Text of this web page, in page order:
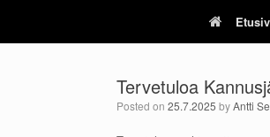
content
Tervetuloa
Posted on 25.7.2025 byAntti